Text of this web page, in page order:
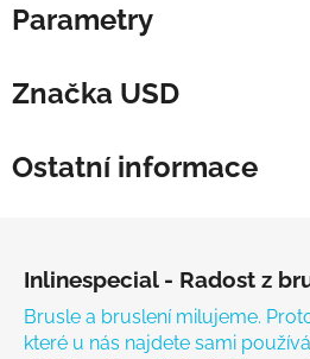
Parametry
Značka USD
Ostatní informace
Inlinespecial - Radost z
Brusle a bruslení milujeme.
které u nás najdete sami